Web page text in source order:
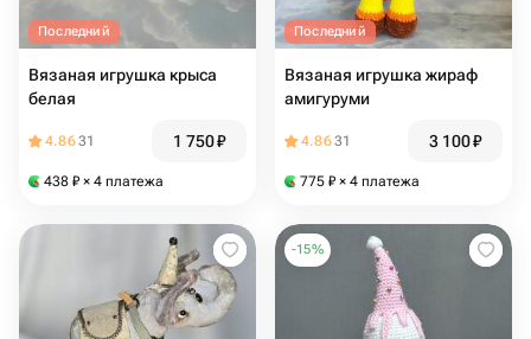
Последний
Вязаная игрушка крыса
белая
4.8631 1 750₽
438 ₽ × 4 платежа
Последний
Вязаная игрушка жираф
амигуруми
4.8631 3 100₽
775 ₽ × 4 платежа
-15%